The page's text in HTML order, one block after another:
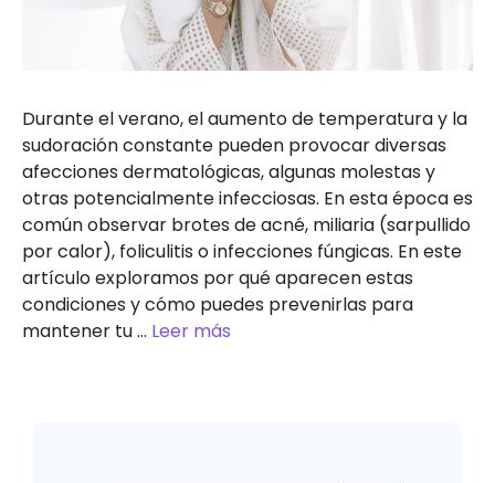
Durante el verano, el aumento de temperatura y la
sudoración constante pueden provocar diversas
afecciones dermatológicas, algunas molestas y
otras potencialmente infecciosas. En esta época es
común observar brotes de acné, miliaria (sarpullido
por calor), foliculitis o infecciones fúngicas. En este
artículo exploramos por qué aparecen estas
condiciones y cómo puedes prevenirlas para
mantener tu … Leer más